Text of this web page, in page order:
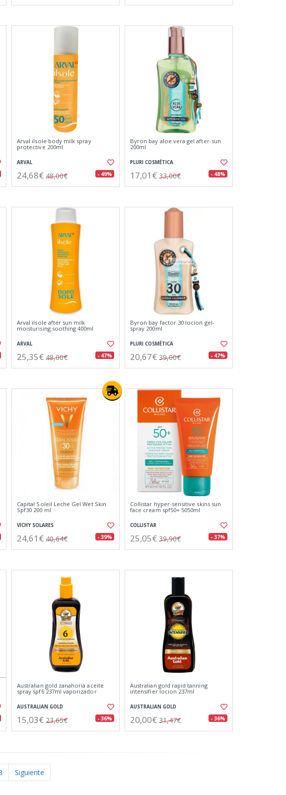
Arval ilsole body milk spray
protective 200ml
ARVAL
24,68€ 48,00€ - 49%
Byron bay aloe vera gel after-sun
200ml
PLURI COSMÉTICA
17,01€ 33,00€ - 48%
Arval ilsole after sun milk
moisturising soothing 400ml
ARVAL
25,35€ 48,00€ - 47%
Byron bay factor 30 locion gel-
spray 200ml
PLURI COSMÉTICA
20,67€ 39,00€ - 47%
Capital Soleil Leche Gel Wet Skin
Spf30 200 ml
VICHY SOLARES
24,61€ 40,64€ - 39%
Collistar hyper-sensitive skins sun
face cream spf50+ 5050ml
COLLISTAR
25,05€ 39,90€ - 37%
Australian gold zanahoria aceite
spray spf6 237ml vaporizador
AUSTRALIAN GOLD
15,03€ 23,65€ - 36%
Australian gold rapid tanning
intensifier locion 237ml
AUSTRALIAN GOLD
20,00€ 31,47€ - 36%
Siguiente